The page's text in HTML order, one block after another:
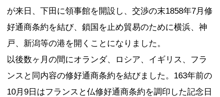
が来日、下田に領事館を開設し、交渉の末1858年7月修
好通商条約を結び、鎖国を止め貿易のために横浜、神
戸、新潟等の港を開くことになりました。
以後数ヶ月の間にオランダ、ロシア、イギリス、フラ
ンスと同内容の修好通商条約を結びました。163年前の
10月9日はフランスと仏修好通商条約を調印した記念日